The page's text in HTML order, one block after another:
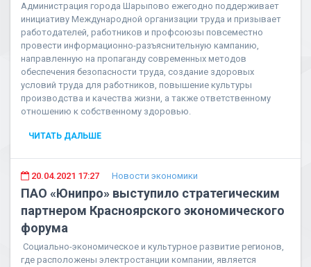
Администрация города Шарыпово ежегодно поддерживает
инициативу Международной организации труда и призывает
работодателей, работников и профсоюзы повсеместно
провести информационно-разъяснительную кампанию,
направленную на пропаганду современных методов
обеспечения безопасности труда, создание здоровых
условий труда для работников, повышение культуры
производства и качества жизни, а также ответственному
отношению к собственному здоровью.
ЧИТАТЬ ДАЛЬШЕ
20.04.2021 17:27 Новости экономики
ПАО «Юнипро» выступило стратегическим
партнером Красноярского экономического
форума
Социально-экономическое и культурное развитие регионов,
где расположены электростанции компании, является